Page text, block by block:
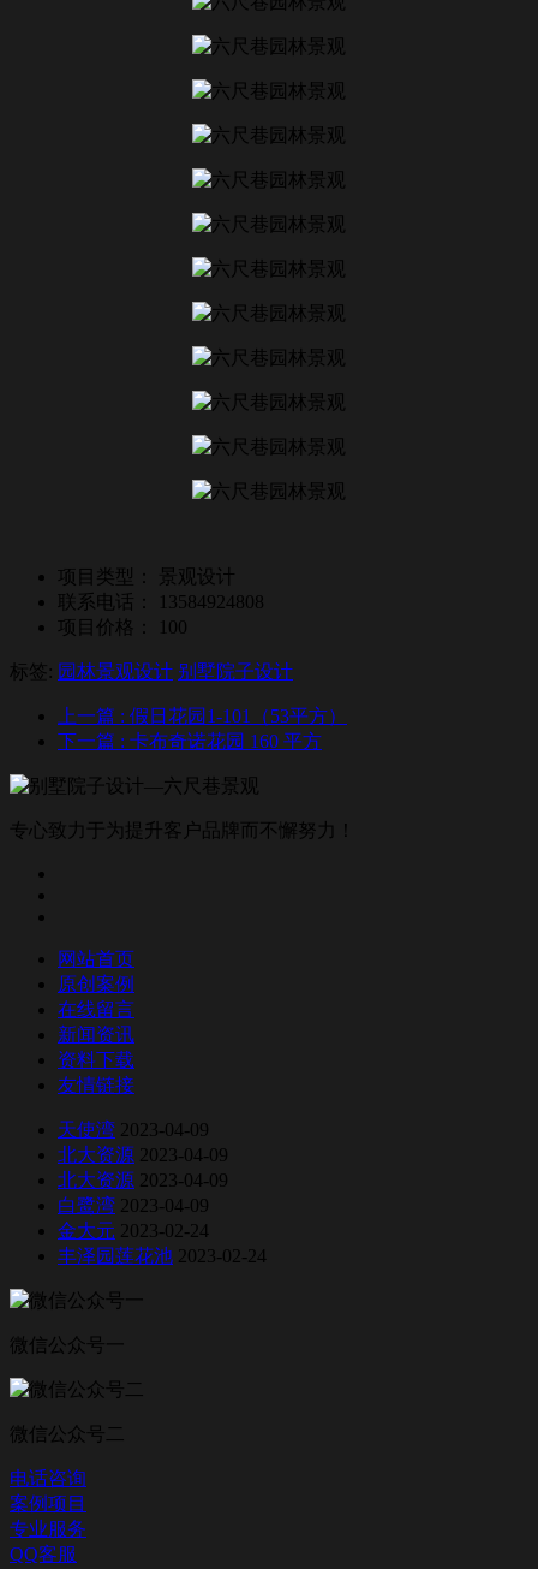
项目类型：
景观设计
联系电话：
13584924808
项目价格：
100
标签: 园林景观设计 别墅院子设计
上一篇 : 假日花园1-101（53平方）
下一篇 : 卡布奇诺花园 160 平方
专心致力于为提升客户品牌而不懈努力！
网站首页
原创案例
在线留言
新闻资讯
资料下载
友情链接
天使湾 2023-04-09
北大资源 2023-04-09
北大资源 2023-04-09
白鹭湾 2023-04-09
金大元 2023-02-24
丰泽园莲花池 2023-02-24
微信公众号一
微信公众号二
电话咨询
案例项目
专业服务
QQ客服